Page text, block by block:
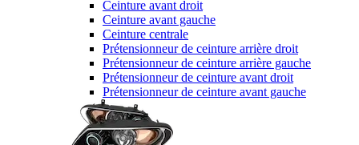
Ceinture avant droit
Ceinture avant gauche
Ceinture centrale
Prétensionneur de ceinture arrière droit
Prétensionneur de ceinture arrière gauche
Prétensionneur de ceinture avant droit
Prétensionneur de ceinture avant gauche